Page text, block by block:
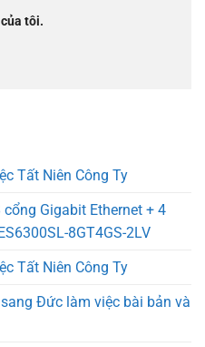
tôi.
Tất Niên Công Ty
Gigabit Ethernet + 4
8GT4GS-2LV
Tất Niên Công Ty
Đức làm việc bài bản và